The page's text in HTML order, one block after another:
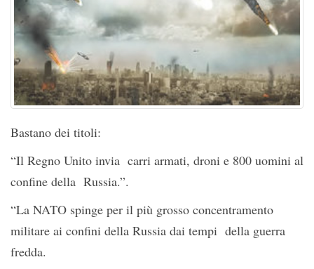
Bastano dei titoli:
“Il Regno Unito invia carri armati, droni e 800 uomini al
confine della Russia.”.
“La NATO spinge per il più grosso concentramento
militare ai confini della Russia dai tempi della guerra
fredda.